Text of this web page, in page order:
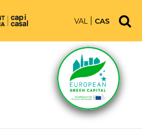
VAL CAS